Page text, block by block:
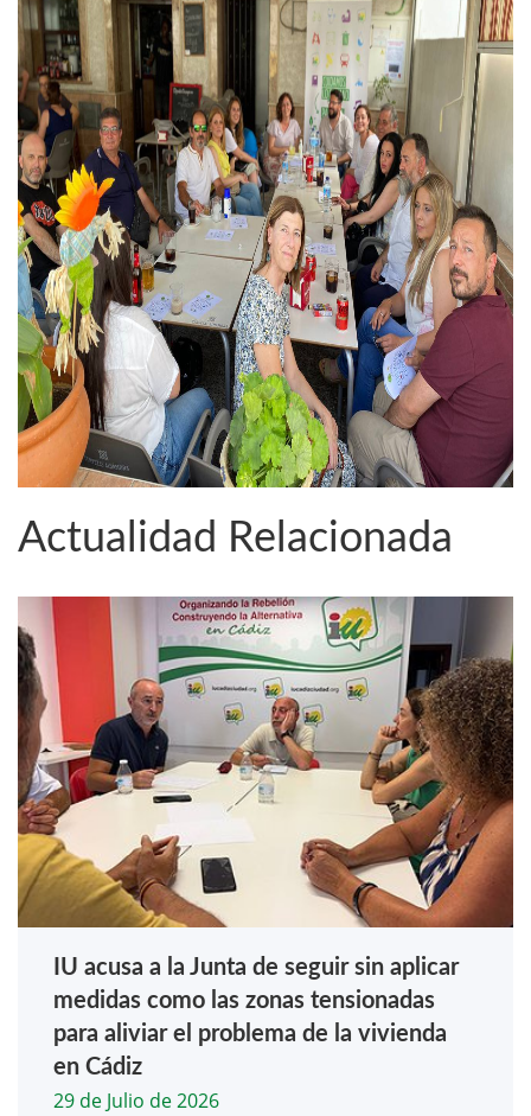
Actualidad Relacionada
IU acusa a la Junta de seguir sin aplicar
medidas como las zonas tensionadas
para aliviar el problema de la vivienda
en Cádiz
29 de Julio de 2026